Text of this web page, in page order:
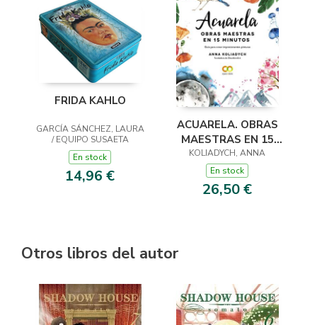
FRIDA KAHLO
GARCÍA SÁNCHEZ, LAURA
/ EQUIPO SUSAETA
En stock
14,96 €
ACUARELA. OBRAS
MAESTRAS EN 15
MINUTOS
KOLIADYCH, ANNA
En stock
26,50 €
Otros libros del autor